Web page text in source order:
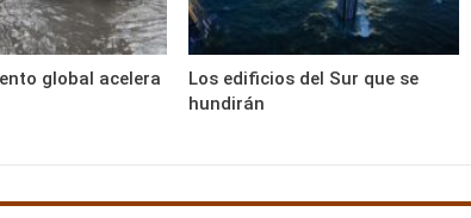
global acelera
Los edificios del Sur que se
hundirán